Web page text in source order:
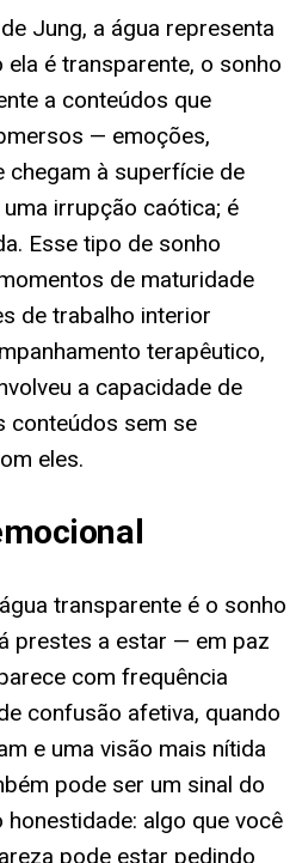
Jung, a água representa
ela é transparente, o sonho
a conteúdos que
— emoções,
chegam à superfície de
irrupção caótica; é
Esse tipo de sonho
de maturidade
de trabalho interior
terapêutico,
a capacidade de
conteúdos sem se
eles.
transparente é o sonho
prestes a estar — em paz
com frequência
confusão afetiva, quando
e uma visão mais nítida
pode ser um sinal do
algo que você
pode estar pedindo